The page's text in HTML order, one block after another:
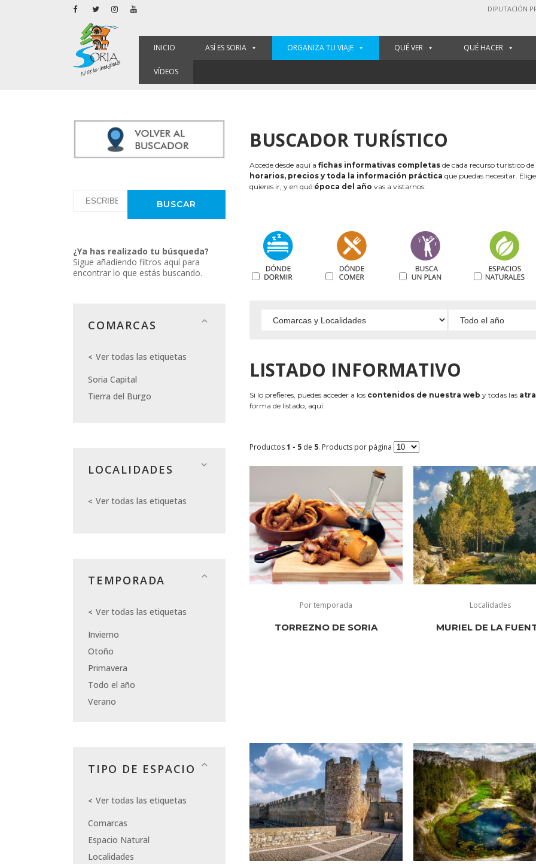
DIPUTACIÓN
INICIO ASÍ ES SORIA ORGANIZA TU VIAJE QUÉ VER QUÉ HACER
VÍDEOS
¿Ya has realizado tu búsqueda?
Sigue añadiendo filtros aquí para
encontrar lo que estás buscando.
COMARCAS
Ver todas las etiquetas
Soria Capital
Tierra del Burgo
LOCALIDADES
Ver todas las etiquetas
TEMPORADA
Ver todas las etiquetas
Invierno
Otoño
Primavera
Todo el año
Verano
TIPO DE ESPACIO
Ver todas las etiquetas
Comarcas
Espacio Natural
Localidades
BUSCADOR TURÍSTICO
Accede desde aquí a fichas informativas completas de cada recurso turístico
horarios, precios y toda la información práctica que puedas necesitar.
quieres ir, y en qué época del año vas a vistarnos:
LISTADO INFORMATIVO
Si lo prefieres, puedes acceder a los contenidos de nuestra web y todas las
forma de listado, aquí:
Productos1 - 5 de 5. Products por página
Por temporada
TORREZNO DE SORIA
Localidades
MURIEL DE LA